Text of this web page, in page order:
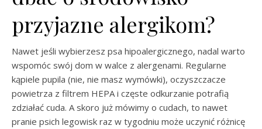
przyjazne alergikom?
Nawet jeśli wybierzesz psa hipoalergicznego, nadal warto
wspomóc swój dom w walce z alergenami. Regularne
kąpiele pupila (nie, nie masz wymówki), oczyszczacze
powietrza z filtrem HEPA i częste odkurzanie potrafią
zdziałać cuda. A skoro już mówimy o cudach, to nawet
pranie psich legowisk raz w tygodniu może uczynić różnicę